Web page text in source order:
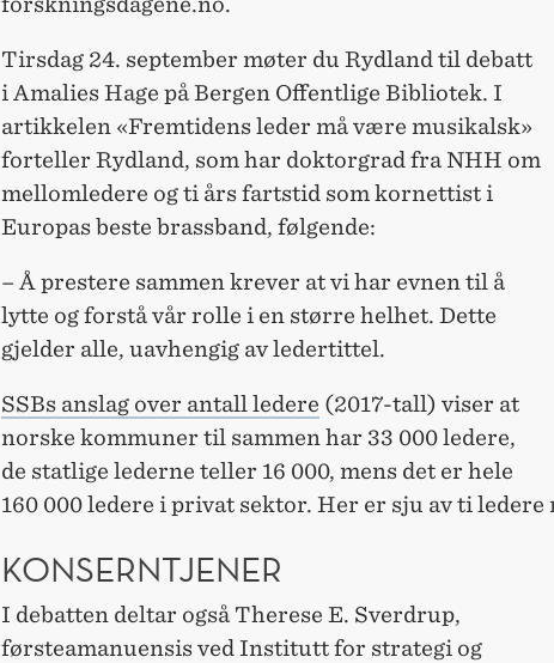
Tirsdag 24. september møter du Rydland til debatt
i Amalies Hage på Bergen Offentlige Bibliotek. I
artikkelen «Fremtidens leder må være musikalsk»
forteller Rydland, som har doktorgrad fra NHH om
mellomledere og ti års fartstid som kornettist i
Europas beste brassband, følgende:
– Å prestere sammen krever at vi har evnen til å
lytte og forstå vår rolle i en større helhet. Dette
gjelder alle, uavhengig av ledertittel.
SSBs anslag over antall ledere (2017-tall) viser at
norske kommuner til sammen har 33 000 ledere,
de statlige lederne teller 16 000, mens det er hele
160 000 ledere i privat sektor. Her er sju av ti ledere
KONSERNTJENER
I debatten deltar også Therese E. Sverdrup,
førsteamanuensis ved Institutt for strategi og